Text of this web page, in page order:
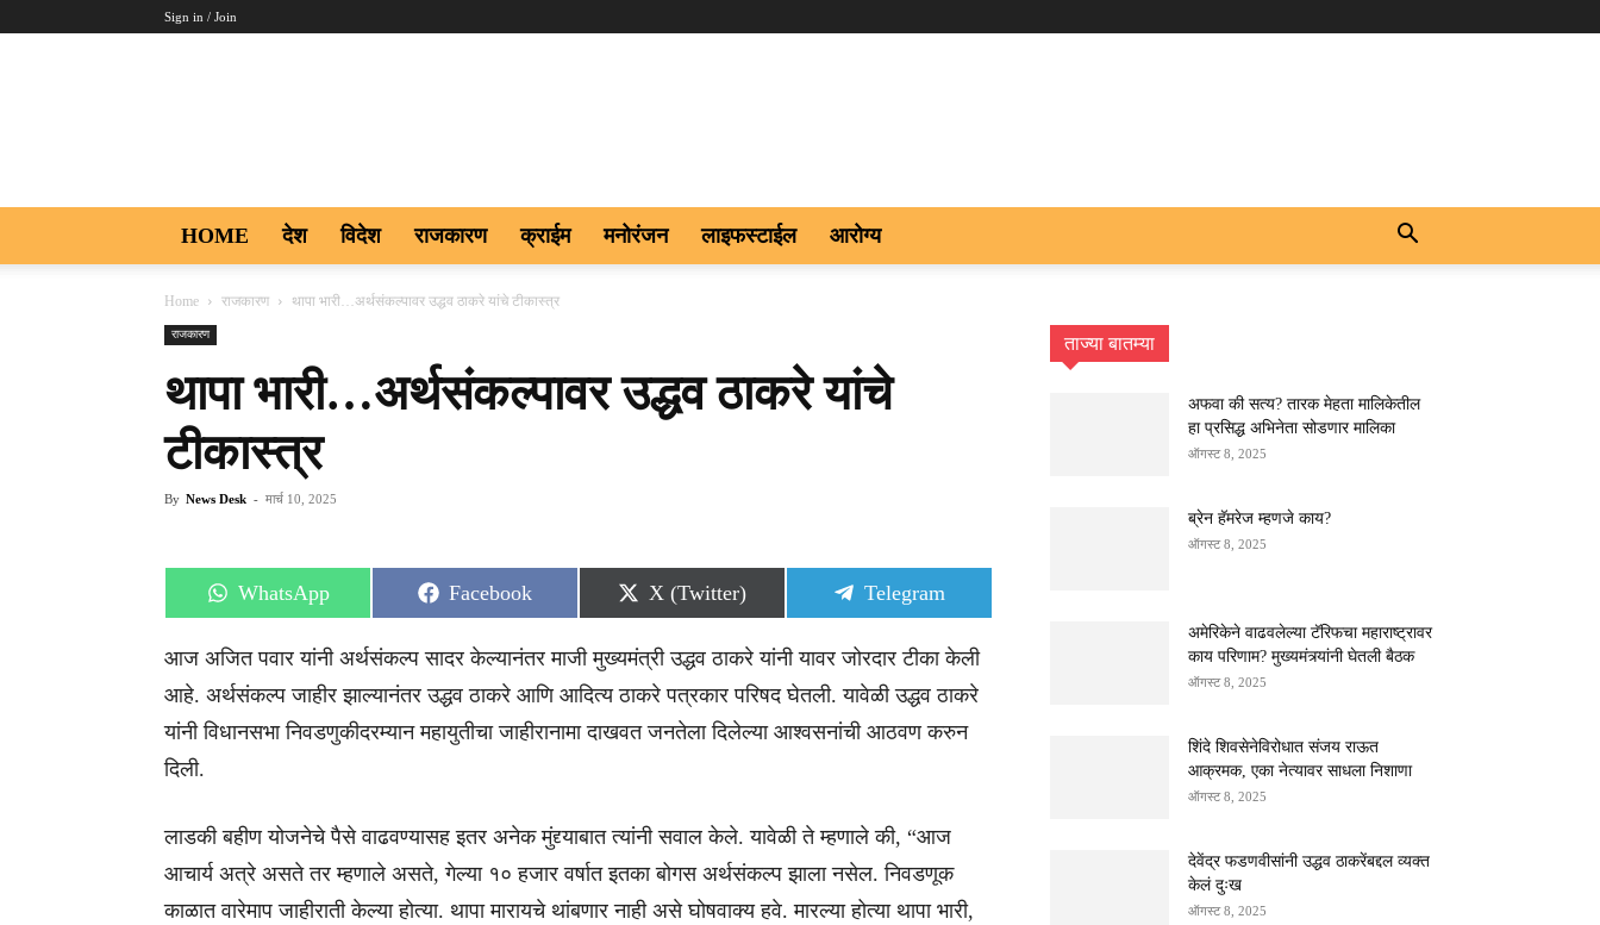
Sign in / Join
HOME देश विदेश राजकारण क्राईम मनोरंजन लाइफस्टाईल आरोग्य
Home राजकारण थापा भारी…अर्थसंकल्पावर उद्धव ठाकरे यांचे टीकास्त्र
राजकारण
थापा भारी…अर्थसंकल्पावर उद्धव ठाकरे यांचे
टीकास्त्र
By News Desk - मार्च 10, 2025
Share
on
WhatsApp
Share
on
Facebook
Share
on
X (Twitter)
Share
on
Telegram
आज अजित पवार यांनी अर्थसंकल्प सादर केल्यानंतर माजी मुख्यमंत्री उद्धव ठाकरे यांनी यावर जोरदार टीका केली
आहे. अर्थसंकल्प जाहीर झाल्यानंतर उद्धव ठाकरे आणि आदित्य ठाकरे पत्रकार परिषद घेतली. यावेळी उद्धव ठाकरे
यांनी विधानसभा निवडणुकीदरम्यान महायुतीचा जाहीरानामा दाखवत जनतेला दिलेल्या आश्वसनांची आठवण करुन
दिली.
लाडकी बहीण योजनेचे पैसे वाढवण्यासह इतर अनेक मुंद्द्याबात त्यांनी सवाल केले. यावेळी ते म्हणाले की, “आज
आचार्य अत्रे असते तर म्हणाले असते, गेल्या १० हजार वर्षात इतका बोगस अर्थसंकल्प झाला नसेल. निवडणूक
काळात वारेमाप जाहीराती केल्या होत्या. थापा मारायचे थांबणार नाही असे घोषवाक्य हवे. मारल्या होत्या थापा भारी,
ताज्या बातम्या
अफवा की सत्य? तारक मेहता मालिकेतील
हा प्रसिद्ध अभिनेता सोडणार मालिका
ऑगस्ट 8, 2025
ब्रेन हॅमरेज म्हणजे काय?
ऑगस्ट 8, 2025
अमेरिकेने वाढवलेल्या टॅरिफचा महाराष्ट्रावर
काय परिणाम? मुख्यमंत्र्यांनी घेतली बैठक
ऑगस्ट 8, 2025
शिंदे शिवसेनेविरोधात संजय राऊत
आक्रमक, एका नेत्यावर साधला निशाणा
ऑगस्ट 8, 2025
देवेंद्र फडणवीसांनी उद्धव ठाकरेंबद्दल व्यक्त
केलं दुःख
ऑगस्ट 8, 2025